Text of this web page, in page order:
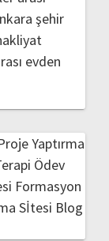
şehir
evden
Yaptırma
Ödev
Formasyon
Sİtesi Blog